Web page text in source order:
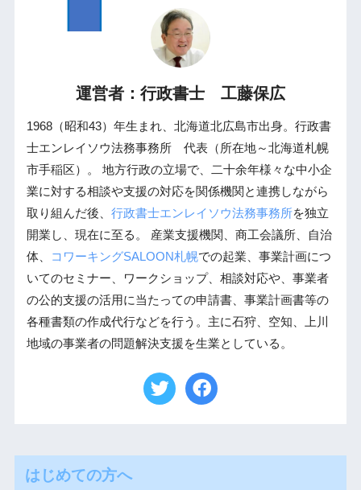
運営者：行政書士 工藤保広
1968（昭和43）年生まれ、北海道北広島市出身。行政書
士エンレイソウ法務事務所 代表（所在地～北海道札幌
市手稲区）。 地方行政の立場で、二十余年様々な中小企
業に対する相談や支援の対応を関係機関と連携しながら
取り組んだ後、 行政書士エンレイソウ法務事務所を独立
開業し、現在に至る。 産業支援機関、商工会議所、自治
体、
コワーキングSALOON札幌での起業、事業計画につ
いてのセミナー、ワークショップ、相談対応や、事業者
の公的支援の活用に当たっての申請書、事業計画書等の
各種書類の作成代行などを行う。主に石狩、空知、上川
地域の事業者の問題解決支援を生業としている。
はじめての方へ